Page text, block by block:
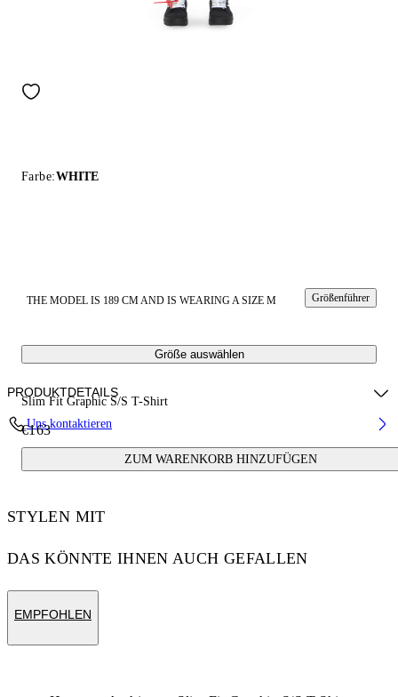
Farbe:WHITE
THE MODEL IS 189 CM AND IS WEARING A SIZE M Größenführer
Größe auswählen
Slim Fit Graphic S/S T-Shirt
€163
ZUM WARENKORB HINZUFÜGEN
PRODUKTDETAILS
100% Cotton
Uns kontaktieren
STYLEN MIT
DAS KÖNNTE IHNEN AUCH GEFALLEN
EMPFOHLEN